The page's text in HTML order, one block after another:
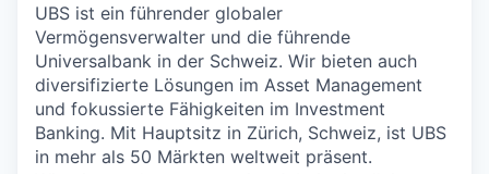
UBS ist ein führender globaler
Vermögensverwalter und die führende
Universalbank in der Schweiz. Wir bieten auch
diversifizierte Lösungen im Asset Management
und fokussierte Fähigkeiten im Investment
Banking. Mit Hauptsitz in Zürich, Schweiz, ist UBS
in mehr als 50 Märkten weltweit präsent.